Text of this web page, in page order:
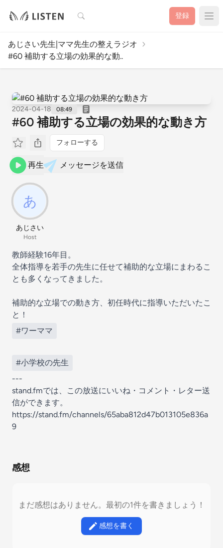
検索 登録
あじさい先生|ママ先生の整えラジオ
#60 補助する立場の効果的な動..
2024-04-18 08:49
#60 補助する立場の効果的な動き方
フォローする
再生 メッセージを送信
あじさい
Host
教師経験16年目。
全体指導を若手の先生に任せて補助的な立場にまわるこ
とも多くなってきました。
補助的な立場での動き方、初任時代に指導いただいたこ
と！
#ワーママ
#小学校の先生
---
stand.fmでは、この放送にいいね・コメント・レター送
信ができます。
https://stand.fm/channels/65aba812d47b013105e836a
9
感想
まだ感想はありません。最初の1件を書きましょう！
感想を書く